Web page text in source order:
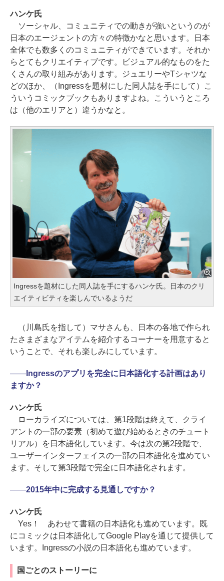
ハンケ氏
ソーシャル、コミュニティでの動きが強いというのが
日本のエージェントの方々の特徴かなと思います。日本
全体でも数多くのコミュニティができています。それか
らとてもクリエイティブです。ビジュアル的なものをた
くさんの取り組みがあります。ジュエリーやTシャツな
どのほか、（Ingressを題材にした同人誌を手にして）こ
ういうコミックブックもありますよね。こういうところ
は（他のエリアと）違うかなと。
Ingressを題材にした同人誌を手にするハンケ氏。日本のクリ
エイティビティを楽しんでいるようだ
（川島氏を指して）マサさんも、日本の各地で作られ
たさまざまなアイテムを紹介するコーナーを用意すると
いうことで、それも楽しみにしています。
――Ingressのアプリを完全に日本語化する計画はあり
ますか？
ハンケ氏
ローカライズについては、第1段階は終えて、クライ
アントの一部の要素（初めて遊び始めるときのチュート
リアル）を日本語化しています。今は次の第2段階で、
ユーザーインターフェイスの一部の日本語化を進めてい
ます。そして第3段階で完全に日本語化されます。
――2015年中に完成する見通しですか？
ハンケ氏
Yes！ あわせて書籍の日本語化も進めています。既
にコミックは日本語化してGoogle Playを通じて提供して
います。Ingressの小説の日本語化も進めています。
国ごとのストーリーに